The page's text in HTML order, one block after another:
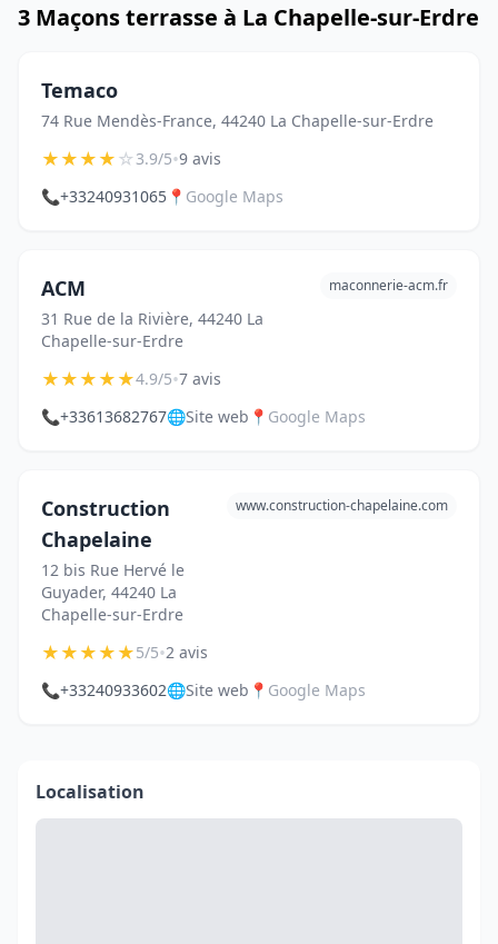
3 Maçons terrasse à La Chapelle-sur-Erdre
Temaco
74 Rue Mendès-France, 44240 La Chapelle-sur-Erdre
★★★★☆3.9/5•9 avis
📞+33240931065 📍 Google Maps
ACM
31 Rue de la Rivière, 44240 La
Chapelle-sur-Erdre
maconnerie-acm.fr
★★★★★4.9/5•7 avis
📞+33613682767🌐Site web 📍 Google Maps
Construction
Chapelaine
12 bis Rue Hervé le
Guyader, 44240 La
Chapelle-sur-Erdre
www.construction-chapelaine.com
★★★★★5/5•2 avis
📞+33240933602🌐Site web 📍 Google Maps
Localisation